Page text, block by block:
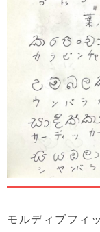
モルディブフィ